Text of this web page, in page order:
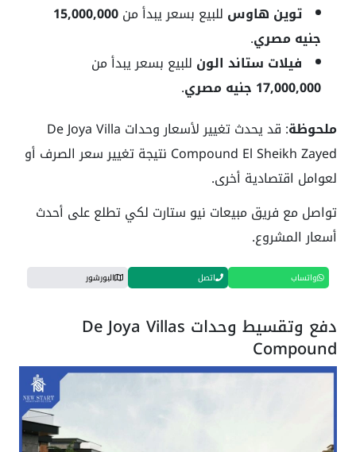
توين هاوس للبيع بسعر يبدأ من15,000,000
جنيه مصري.
فيلات ستاند الون للبيع بسعر يبدأ من
17,000,000 جنيه مصري
.
ملحوظة
: قد يحدث تغيير لأسعار وحدات De Joya Villa
Compound El Sheikh Zayed نتيجة تغيير سعر الصرف أو
لعوامل اقتصادية أخرى.
تواصل مع فريق مبيعات نيو ستارت لكي تطلع على أحدث
أسعار المشروع.
واتساب اتصل البورشور
دفع وتقسيط وحدات De Joya Villas
Compound